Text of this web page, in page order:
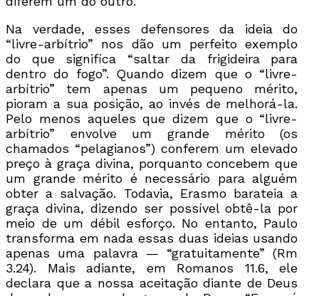
Na verdade, esses defensores da ideia do
“livre-arbítrio” nos dão um perfeito exemplo
do que significa “saltar da frigideira para
dentro do fogo”. Quando dizem que o “livre-
arbítrio” tem apenas um pequeno mérito,
pioram a sua posição, ao invés de melhorá-la.
Pelo menos aqueles que dizem que o “livre-
arbítrio” envolve um grande mérito (os
chamados “pelagianos”) conferem um elevado
preço à graça divina, porquanto concebem que
um grande mérito é necessário para alguém
obter a salvação. Todavia, Erasmo barateia a
graça divina, dizendo ser possível obtê-la por
meio de um débil esforço. No entanto, Paulo
transforma em nada essas duas ideias usando
apenas uma palavra — “gratuitamente” (Rm
3.24). Mais adiante, em Romanos 11.6, ele
declara que a nossa aceitação diante de Deus